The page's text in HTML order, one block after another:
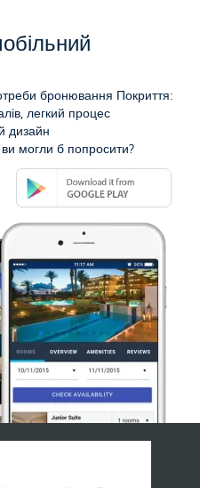
бронювання Покриття:
легкий процес
дизайн
могли б попросити?